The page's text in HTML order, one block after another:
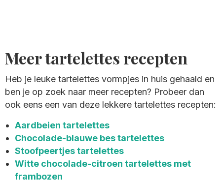
Meer tartelettes recepten
Heb je leuke tartelettes vormpjes in huis gehaald en
ben je op zoek naar meer recepten? Probeer dan
ook eens een van deze lekkere tartelettes recepten:
Aardbeien tartelettes
Chocolade-blauwe bes tartelettes
Stoofpeertjes tartelettes
Witte chocolade-citroen tartelettes met
frambozen